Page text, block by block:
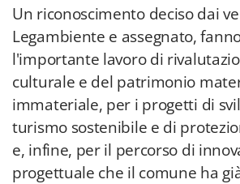
Un riconoscimento deciso dai
Legambiente e assegnato,
l'importante lavoro di
culturale e del patrimonio
immateriale, per i progetti di
turismo sostenibile e di
e, infine, per il percorso di
progettuale che il comune ha